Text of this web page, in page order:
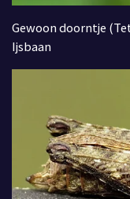
Gewoon doorntje
Ijsbaan